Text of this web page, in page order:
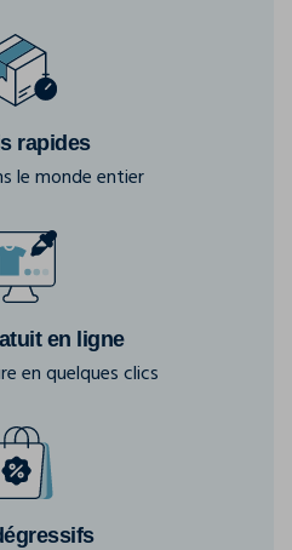
rapides
le monde entier
en ligne
en quelques clics